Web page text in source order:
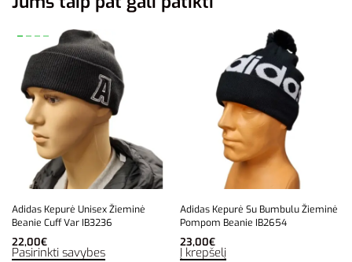
Adidas Kepurė Unisex Žieminė
Beanie Cuff Var IB3236
22,00€
Pasirinkti savybes
Adidas Kepurė Su Bumbulu Žieminė
Pompom Beanie IB2654
23,00€
Į krepšelį